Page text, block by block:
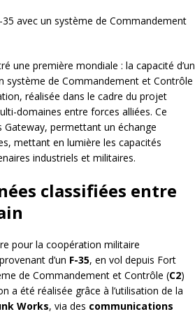
avec un système de Commandement
une première mondiale : la capacité d’un
système de Commandement et Contrôle
réalisée dans le cadre du projet
domaines entre forces alliées. Ce
Gateway, permettant un échange
mettant en lumière les capacités
industriels et militaires.
classifiées entre
pour la coopération militaire
d’un F-35, en vol depuis Fort
de Commandement et Contrôle (C2)
a été réalisée grâce à l’utilisation de la
Works, via des communications